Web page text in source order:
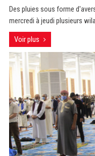
Des pluies sous forme
mercredi à jeudi plusieurs
Voir plus